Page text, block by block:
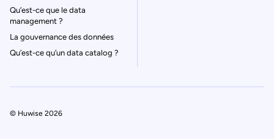
Qu’est-ce que le data
management ?
La gouvernance des données
Qu’est-ce qu’un data catalog ?
© Huwise 2026